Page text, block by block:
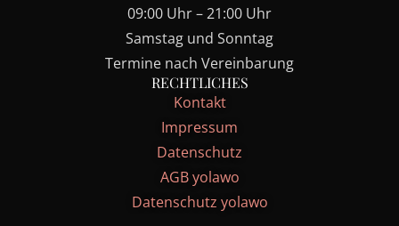
09:00 Uhr – 21:00 Uhr
Samstag und Sonntag
Termine nach Vereinbarung
RECHTLICHES
Kontakt
Impressum
Datenschutz
AGB yolawo
Datenschutz yolawo